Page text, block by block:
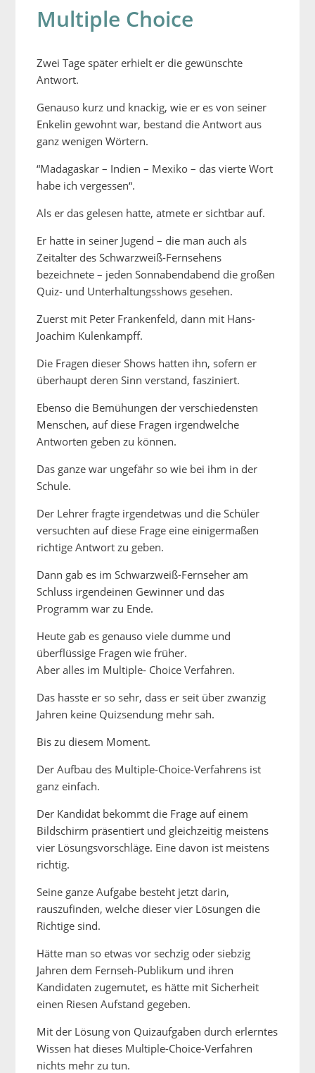
Multiple Choice
Zwei Tage später erhielt er die gewünschte
Antwort.
Genauso kurz und knackig, wie er es von seiner
Enkelin gewohnt war, bestand die Antwort aus
ganz wenigen Wörtern.
“Madagaskar – Indien – Mexiko – das vierte Wort
habe ich vergessen“.
Als er das gelesen hatte, atmete er sichtbar auf.
Er hatte in seiner Jugend – die man auch als
Zeitalter des Schwarzweiß-Fernsehens
bezeichnete – jeden Sonnabendabend die großen
Quiz- und Unterhaltungsshows gesehen.
Zuerst mit Peter Frankenfeld, dann mit Hans-
Joachim Kulenkampff.
Die Fragen dieser Shows hatten ihn, sofern er
überhaupt deren Sinn verstand, fasziniert.
Ebenso die Bemühungen der verschiedensten
Menschen, auf diese Fragen irgendwelche
Antworten geben zu können.
Das ganze war ungefähr so wie bei ihm in der
Schule.
Der Lehrer fragte irgendetwas und die Schüler
versuchten auf diese Frage eine einigermaßen
richtige Antwort zu geben.
Dann gab es im Schwarzweiß-Fernseher am
Schluss irgendeinen Gewinner und das
Programm war zu Ende.
Heute gab es genauso viele dumme und
überflüssige Fragen wie früher.
Aber alles im Multiple- Choice Verfahren.
Das hasste er so sehr, dass er seit über zwanzig
Jahren keine Quizsendung mehr sah.
Bis zu diesem Moment.
Der Aufbau des Multiple-Choice-Verfahrens ist
ganz einfach.
Der Kandidat bekommt die Frage auf einem
Bildschirm präsentiert und gleichzeitig meistens
vier Lösungsvorschläge. Eine davon ist meistens
richtig.
Seine ganze Aufgabe besteht jetzt darin,
rauszufinden, welche dieser vier Lösungen die
Richtige sind.
Hätte man so etwas vor sechzig oder siebzig
Jahren dem Fernseh-Publikum und ihren
Kandidaten zugemutet, es hätte mit Sicherheit
einen Riesen Aufstand gegeben.
Mit der Lösung von Quizaufgaben durch erlerntes
Wissen hat dieses Multiple-Choice-Verfahren
nichts mehr zu tun.